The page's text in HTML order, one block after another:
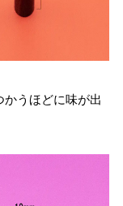
うほどに味が出